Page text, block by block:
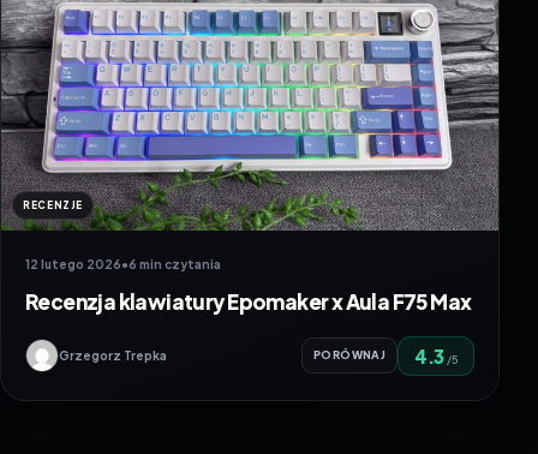
RECENZJE
12 lutego 2026•6 min czytania
Recenzja klawiatury Epomaker x Aula F75 Max
Grzegorz Trepka PORÓWNAJ 4.3 /5